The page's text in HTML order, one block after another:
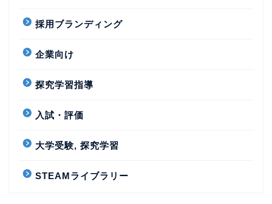
採用ブランディング
企業向け
探究学習指導
入試・評価
大学受験, 探究学習
STEAMライブラリー